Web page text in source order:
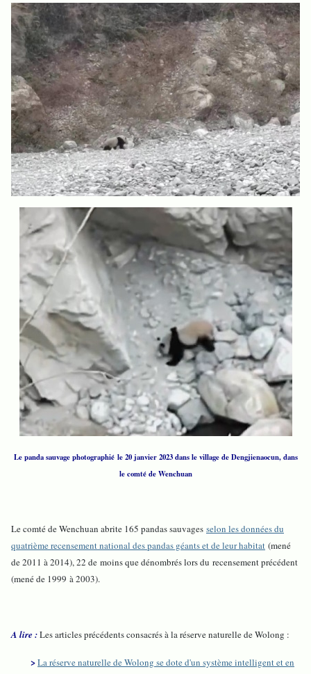
Le panda sauvage photographié le 20 janvier 2023 dans le village de Dengjienaocun, dans
le comté de Wenchuan
Le comté de Wenchuan abrite 165 pandas sauvages selon les données du
quatrième recensement national des pandas géants et de leur habitat (mené
de 2011 à 2014), 22 de moins que dénombrés lors du recensement précédent
(mené de 1999 à 2003).
A lire :Les articles précédents consacrés à la réserve naturelle de Wolong :
>La réserve naturelle de Wolong se dote d'un système intelligent et en